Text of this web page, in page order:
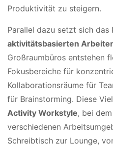
Produktivität zu steigern.
Parallel dazu setzt sich das
aktivitätsbasierten
Großraumbüros entstehen
Fokusbereiche für
Kollaborationsräume für
für Brainstorming. Diese
Activity Workstyle, bei
verschiedenen
Schreibtisch zur Lounge,